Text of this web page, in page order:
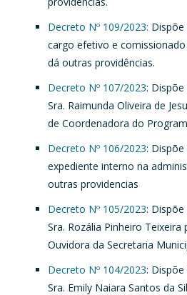
Decreto Nº 109/2023:
cargo efetivo e
dá outras providências.
Decreto Nº 107/2023:
Sra. Raimunda Oliveira de
de Coordenadora do
Decreto Nº 106/2023:
expediente interno na
outras providencias
Decreto Nº 105/2023:
Sra. Rozália Pinheiro Teixeira
Ouvidora da Secretaria
Decreto Nº 104/2023:
Sra. Emily Naiara Santos da